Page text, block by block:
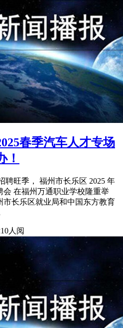
春季汽车人才专场
！
聘旺季， 福州市长乐区 2025 年
会 在福州万通职业学校隆重举
市长乐区就业局和中国东方教育
人阅